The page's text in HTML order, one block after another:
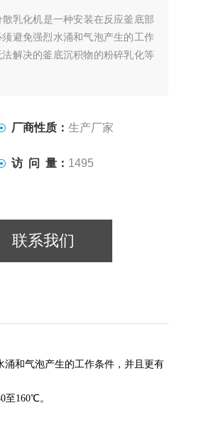
乳化机是一种安装在反应釜底部
避免强烈水涌和气泡产生的工作
解决的釜底沉积物的粉碎乳化等
厂商性质：生产厂家
访 问 量： 1495
联系我们
和气泡产生的工作条件，并且更有
至160℃。